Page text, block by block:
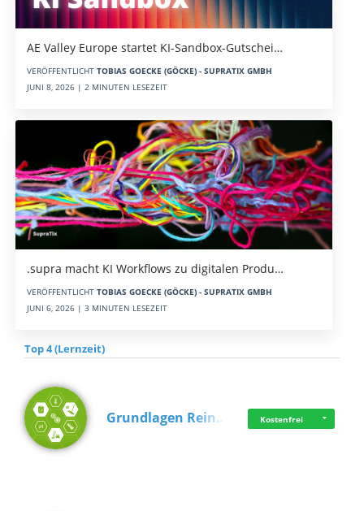
AE Valley Europe startet KI-Sandbox-Gutschei…
VERÖFFENTLICHT TOBIAS GOECKE (GÖCKE) - SUPRATIX GMBH
JUNI 8, 2026 | 2 MINUTEN LESEZEIT
.supra macht KI Workflows zu digitalen Produ…
VERÖFFENTLICHT TOBIAS GOECKE (GÖCKE) - SUPRATIX GMBH
JUNI 6, 2026 | 3 MINUTEN LESEZEIT
Top 4 (Lernzeit)
Grundlagen Rein… Kostenfrei